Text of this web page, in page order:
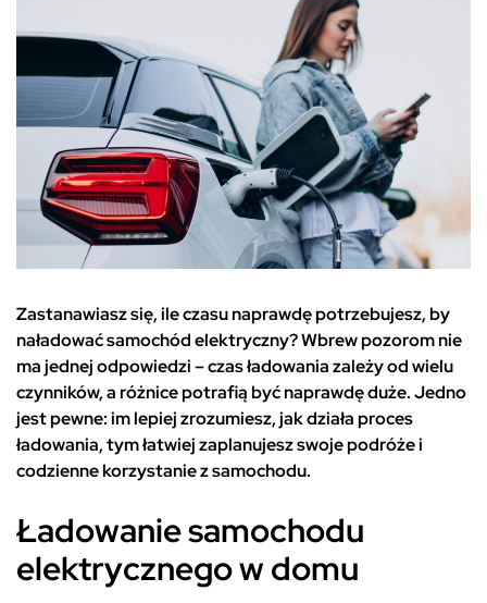
Zastanawiasz się, ile czasu naprawdę potrzebujesz, by
naładować samochód elektryczny? Wbrew pozorom nie
ma jednej odpowiedzi – czas ładowania zależy od wielu
czynników, a różnice potrafią być naprawdę duże. Jedno
jest pewne: im lepiej zrozumiesz, jak działa proces
ładowania, tym łatwiej zaplanujesz swoje podróże i
codzienne korzystanie z samochodu.
Ładowanie samochodu
elektrycznego w domu